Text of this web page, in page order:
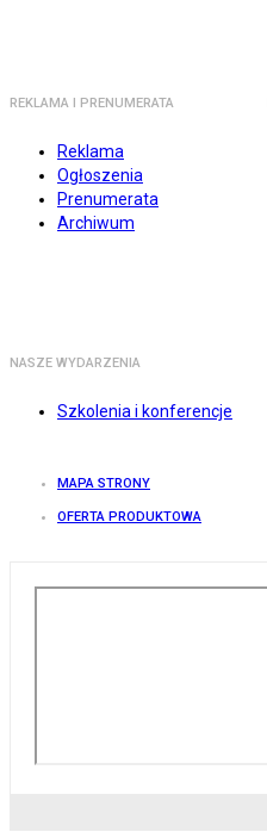
REKLAMA I PRENUMERATA
Reklama
Ogłoszenia
Prenumerata
Archiwum
NASZE WYDARZENIA
Szkolenia i konferencje
MAPA STRONY
OFERTA PRODUKTOWA